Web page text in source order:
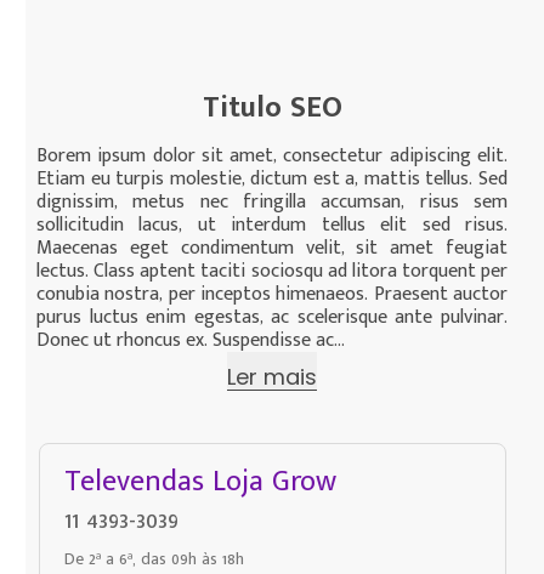
Titulo SEO
Borem ipsum dolor sit amet, consectetur adipiscing elit.
Etiam eu turpis molestie, dictum est a, mattis tellus. Sed
dignissim, metus nec fringilla accumsan, risus sem
sollicitudin lacus, ut interdum tellus elit sed risus.
Maecenas eget condimentum velit, sit amet feugiat
lectus. Class aptent taciti sociosqu ad litora torquent per
conubia nostra, per inceptos himenaeos. Praesent auctor
purus luctus enim egestas, ac scelerisque ante pulvinar.
Donec ut rhoncus ex. Suspendisse ac...
Ler mais
Televendas Loja Grow
11 4393-3039
De 2ª a 6ª, das 09h às 18h